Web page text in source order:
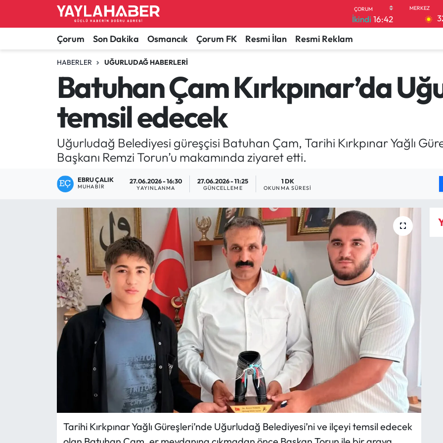
İkindi 16:42
Çorum Son Dakika Osmancık Çorum FK Resmi İlan Resmi Reklam
HABERLER UĞURLUDAĞ HABERLERI
Batuhan Çam Kırkpınar’da
temsil edecek
Uğurludağ Belediyesi güreşçisi Batuhan Çam, Tarihi Kırkpınar Yağlı
Başkanı Remzi Torun’u makamında ziyaret etti.
EBRU ÇALIK
MUHABIR
27.06.2026 - 16:30
YAYINLANMA
27.06.2026 - 11:25
GÜNCELLEME
1 DK
OKUNMA SÜRESI
Tarihi Kırkpınar Yağlı Güreşleri’nde Uğurludağ Belediyesi’ni ve ilçeyi temsil edecek
Alaca Haberleri
Bayat Haberleri
Bilgi - Keşfet Haberleri
Bilim ve Teknoloji
Boğazkale Haberleri
Çorum Haberleri
Çorum Son Dakika Haberleri
Dodurga Haberleri
Ekonomi
İskilip Haberleri
Kargı Haberleri
Laçin Haberleri
Çorum Nöbetçi Eczaneler
Çorum Hava Durumu
Çorum Namaz Vakitleri
Çorum Trafik Yoğunluk Haritası
TFF 1.Lig Puan Durumu ve Fikstür
Tüm Manşetler
Son Dakika Haberleri